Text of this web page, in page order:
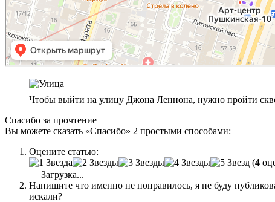
Чтобы выйти на улицу Джона Леннона, нужно пройти
Спасибо за прочтение
Вы можете сказать «Спасибо» 2 простыми способами:
Оцените статью:
(4
Загрузка...
Напишите что именно не понравилось, я не буду
искали?